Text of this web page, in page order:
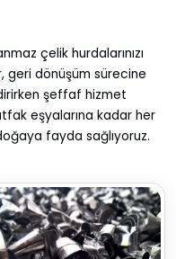
çelik hurdalarınızı
geri dönüşüm sürecine
şeffaf hizmet
eşyalarına kadar her
fayda sağlıyoruz.